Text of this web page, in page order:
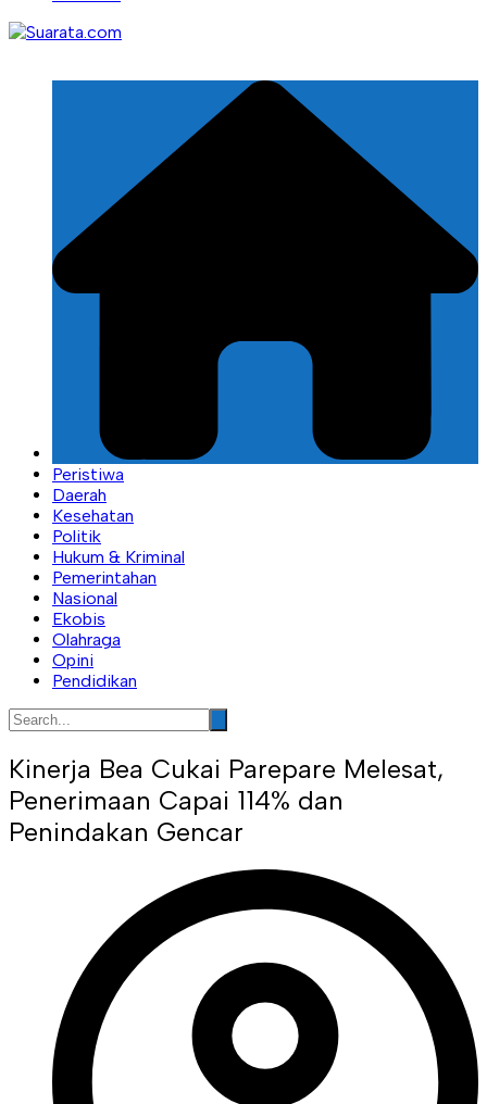
Peristiwa
Daerah
Kesehatan
Politik
Hukum & Kriminal
Pemerintahan
Nasional
Ekobis
Olahraga
Opini
Pendidikan
Kinerja Bea Cukai Parepare Melesat,
Penerimaan Capai 114% dan
Penindakan Gencar